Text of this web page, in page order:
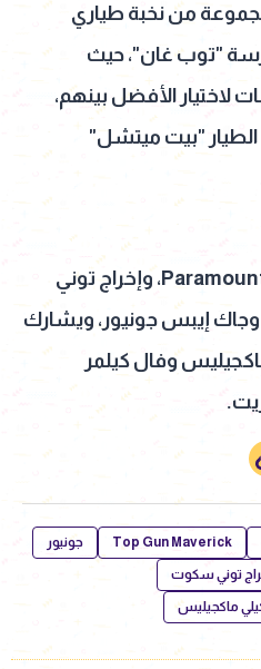
من نخبة طياري
"توب غان"، حيث
الأفضل بينهم،
"بيت ميتشل"
الفيلم من إنتاج Paramount Pictures، وإخراج توني
إيبس جونيور، ويشارك
وفال كيلمر
Top Gun Maverick جونيور
توني سكوت
ماكجيليس